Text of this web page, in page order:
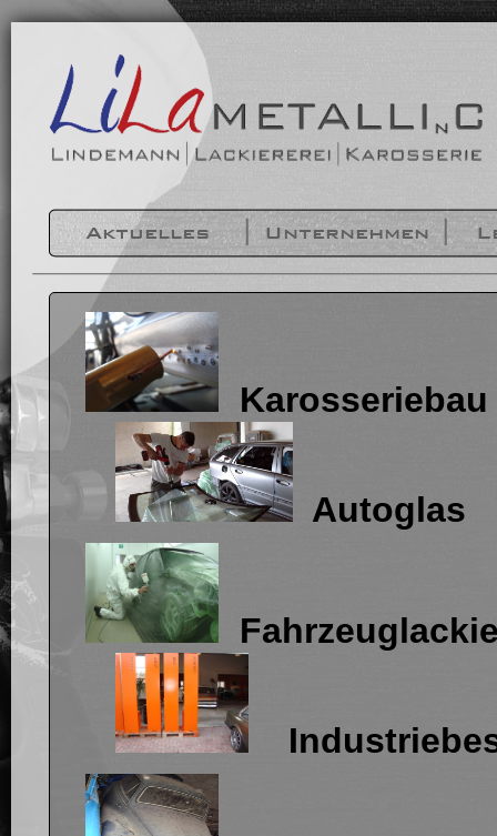
Aktuelles Unternehmen
Autoglas